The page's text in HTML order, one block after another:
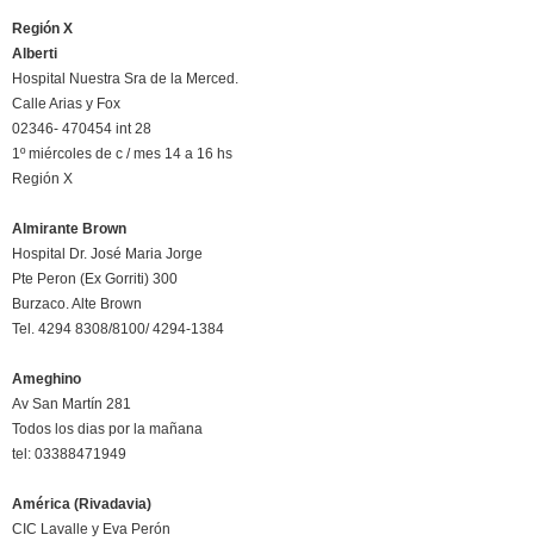
Región X
Alberti
Hospital Nuestra Sra de la Merced.
Calle Arias y Fox
02346- 470454 int 28
1º miércoles de c / mes 14 a 16 hs
Región X
Almirante Brown
Hospital Dr. José Maria Jorge
Pte Peron (Ex Gorriti) 300
Burzaco. Alte Brown
Tel. 4294 8308/8100/ 4294-1384
Ameghino
Av San Martín 281
Todos los dias por la mañana
tel: 03388471949
América (Rivadavia)
CIC Lavalle y Eva Perón